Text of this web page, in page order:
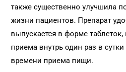
также существенно улучшила
жизни пациентов. Препарат
выпускается в форме
приема внутрь один раз в
времени приема пищи.